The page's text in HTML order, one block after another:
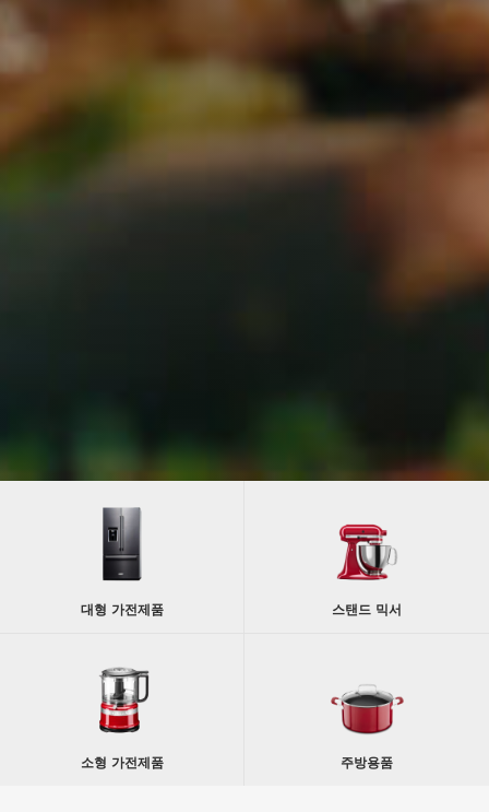
대형 가전제품 스탠드 믹서
소형 가전제품 주방용품